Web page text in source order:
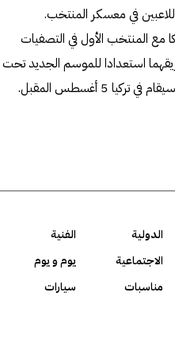
في معسكر المنتخب.
مع المنتخب الأول في التصفيات
استعدادا للموسم الجديد تحت
أغسطس المقبل.
الدولية الفنية
الاجتماعية يوم و يوم
مناسبات سيارات